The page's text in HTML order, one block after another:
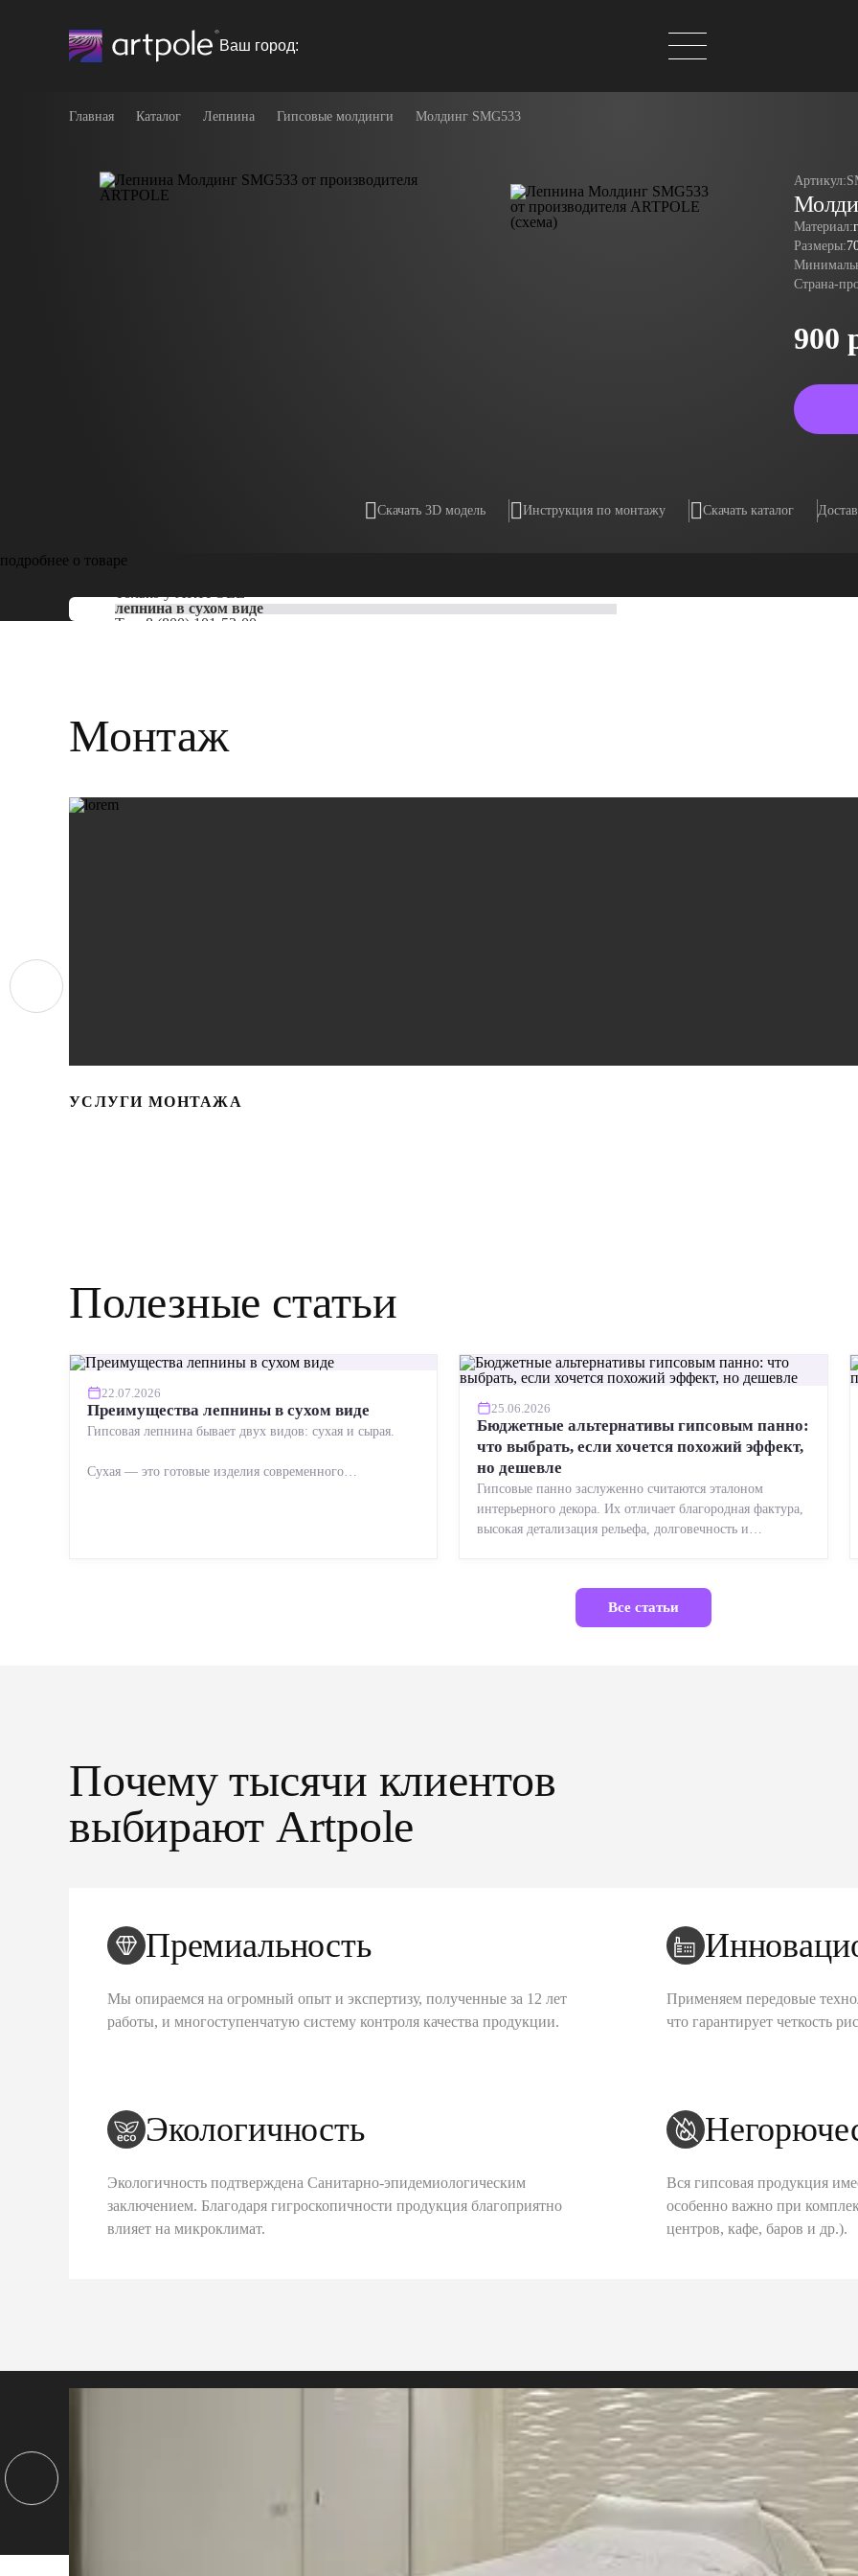
Ваш город:
Главная Каталог Лепнина Гипсовые молдинги Молдинг SMG533
Артикул:
Материал:
Размеры:
Страна-
900
Скачать 3D модель Инструкция по монтажу Скачать каталог
подробнее о товаре
Только уARTPOLE
лепнина в сухом виде
Тел: 8 (800) 101-53-00
Монтаж
УСЛУГИ МОНТАЖА
Полезные статьи
22.07.2026
Преимущества лепнины в сухом виде
Гипсовая лепнина бывает двух видов: сухая и сырая.
Сухая — это готовые изделия современного
25.06.2026
Бюджетные альтернативы гипсовым панно:
что выбрать, если хочется похожий эффект,
но дешевле
Гипсовые панно заслуженно считаются эталоном
интерьерного декора. Их отличает благородная фактура,
высокая детализация рельефа, долговечность и
Все статьи
Почему тысячи клиентов
выбирают Artpole
Премиальность
Мы опираемся на огромный опыт и экспертизу, полученные за 12 лет
работы, и многоступенчатую систему контроля качества продукции.
Применяем передовые
что гарантирует четкость
Экологичность
Экологичность подтверждена Санитарно-эпидемиологическим
заключением. Благодаря гигроскопичности продукция благоприятно
влияет на микроклимат.
Вся гипсовая продукция
особенно важно при
центров, кафе, баров и др.).